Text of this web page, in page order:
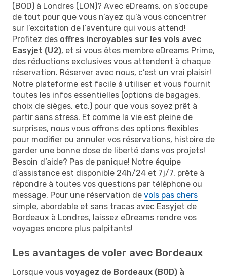
(BOD) à Londres (LON)? Avec eDreams, on s’occupe
de tout pour que vous n’ayez qu’à vous concentrer
sur l’excitation de l’aventure qui vous attend!
Profitez des offres incroyables sur les vols avec
Easyjet (U2), et si vous êtes membre eDreams Prime,
des réductions exclusives vous attendent à chaque
réservation. Réserver avec nous, c’est un vrai plaisir!
Notre plateforme est facile à utiliser et vous fournit
toutes les infos essentielles (options de bagages,
choix de sièges, etc.) pour que vous soyez prêt à
partir sans stress. Et comme la vie est pleine de
surprises, nous vous offrons des options flexibles
pour modifier ou annuler vos réservations, histoire de
garder une bonne dose de liberté dans vos projets!
Besoin d’aide? Pas de panique! Notre équipe
d’assistance est disponible 24h/24 et 7j/7, prête à
répondre à toutes vos questions par téléphone ou
message. Pour une réservation de vols pas chers
simple, abordable et sans tracas avec Easyjet de
Bordeaux à Londres, laissez eDreams rendre vos
voyages encore plus palpitants!
Les avantages de voler avec Bordeaux
Lorsque vous voyagez de Bordeaux (BOD) à